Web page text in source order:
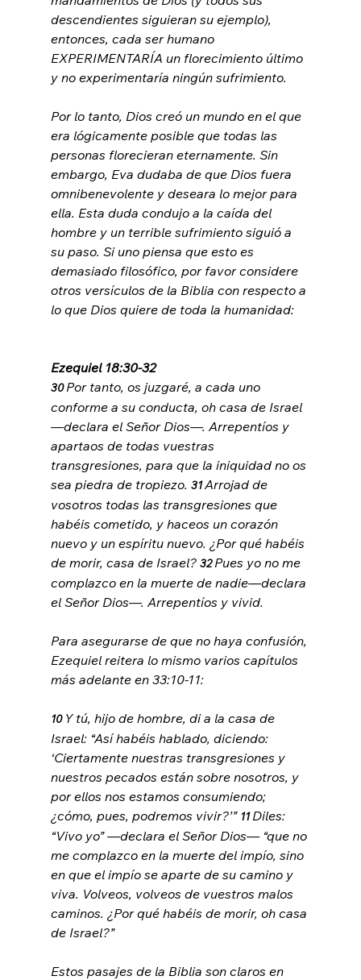
descendientes siguieran su ejemplo),
entonces, cada ser humano
EXPERIMENTARÍA un florecimiento último
y no experimentaría ningún sufrimiento.
Por lo tanto, Dios creó un mundo en el que
era lógicamente posible que todas las
personas florecieran eternamente. Sin
embargo, Eva dudaba de que Dios fuera
omnibenevolente y deseara lo mejor para
ella. Esta duda condujo a la caída del
hombre y un terrible sufrimiento siguió a
su paso. Si uno piensa que esto es
demasiado filosófico, por favor considere
otros versículos de la Biblia con respecto a
lo que Dios quiere de toda la humanidad:
Ezequiel 18:30-32
30 Por tanto, os juzgaré, a cada uno
conforme a su conducta, oh casa de Israel
—declara el Señor Dios—. Arrepentíos y
apartaos de todas vuestras
transgresiones, para que la iniquidad no os
sea piedra de tropiezo. 31 Arrojad de
vosotros todas las transgresiones que
habéis cometido, y haceos un corazón
nuevo y un espíritu nuevo. ¿Por qué habéis
de morir, casa de Israel? 32 Pues yo no me
complazco en la muerte de nadie—declara
el Señor Dios—. Arrepentíos y vivid.
Para asegurarse de que no haya confusión,
Ezequiel reitera lo mismo varios capítulos
más adelante en 33:10-11:
10 Y tú, hijo de hombre, di a la casa de
Israel: “Así habéis hablado, diciendo:
‘Ciertamente nuestras transgresiones y
nuestros pecados están sobre nosotros, y
por ellos nos estamos consumiendo;
¿cómo, pues, podremos vivir?’” 11 Diles:
“Vivo yo” —declara el Señor Dios— “que no
me complazco en la muerte del impío, sino
en que el impío se aparte de su camino y
viva. Volveos, volveos de vuestros malos
caminos. ¿Por qué habéis de morir, oh casa
de Israel?”
Estos pasajes de la Biblia son claros en